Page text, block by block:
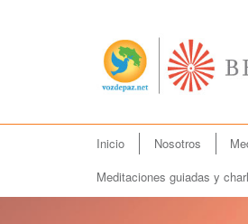
Ir
al
contenido
Inicio Nosotros
Meditaciones guiadas y